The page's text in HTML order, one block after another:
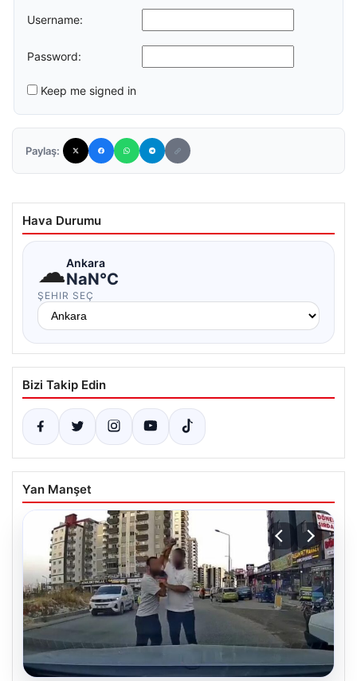
Username:
Password:
Keep me signed in
Paylaş:
Hava Durumu
☁Ankara
NaN°C
ŞEHIR SEÇ
Bizi Takip Edin
Yan Manşet